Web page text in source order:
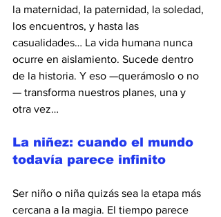
la maternidad, la paternidad, la soledad,
los encuentros, y hasta las
casualidades… La vida humana nunca
ocurre en aislamiento. Sucede dentro
de la historia. Y eso —querámoslo o no
— transforma nuestros planes, una y
otra vez…
La niñez: cuando el mundo
todavía parece infinito
Ser niño o niña quizás sea la etapa más
cercana a la magia. El tiempo parece